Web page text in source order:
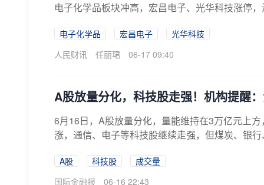
电子化学品板块冲高，宏昌电子、光华科技涨停
电子化学品 宏昌电子
光华科技
人民财讯
任丽珺 06-17 09:40
A股放量分化，科技股走强！机构提醒
6月16日，A股放量分化，量能维持在3万亿元上
涨，通信、电子等科技股继续走强，但煤炭、银
A股 科技股
成交量
国际金融报
06-16 22:43